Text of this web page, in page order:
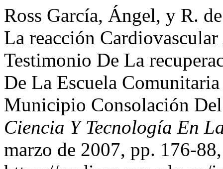
Ross García, Ángel, y R.
La reacción
Testimonio De La
De La Escuela
Municipio Consolación
Ciencia Y Tecnología En
marzo de 2007, pp. 176-88,